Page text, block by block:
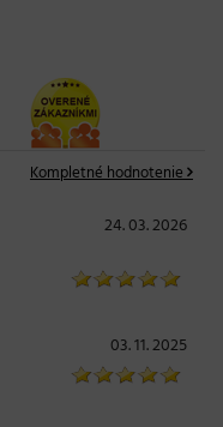
Kompletné hodnotenie
24. 03. 2026
03. 11. 2025